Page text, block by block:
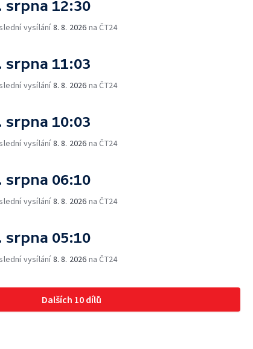
srpna 12:30
vysílání8. 8. 2026 na ČT24
srpna 11:03
vysílání8. 8. 2026 na ČT24
srpna 10:03
vysílání8. 8. 2026 na ČT24
srpna 06:10
vysílání8. 8. 2026 na ČT24
srpna 05:10
vysílání8. 8. 2026 na ČT24
Dalších 10 dílů